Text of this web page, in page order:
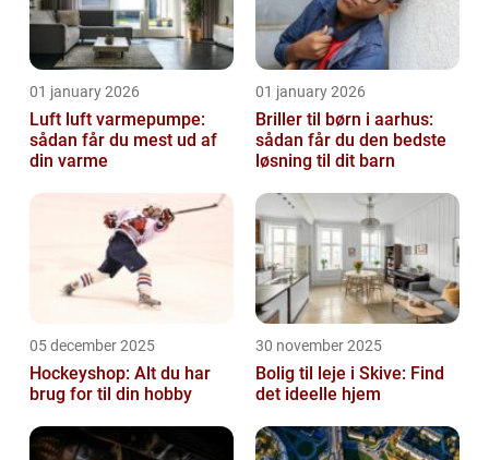
01 january 2026
Luft luft varmepumpe:
sådan får du mest ud af
din varme
01 january 2026
Briller til børn i aarhus:
sådan får du den bedste
løsning til dit barn
05 december 2025
Hockeyshop: Alt du har
brug for til din hobby
30 november 2025
Bolig til leje i Skive: Find
det ideelle hjem